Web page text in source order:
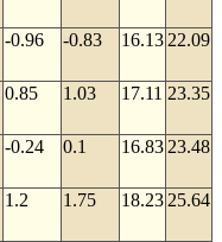
-0.96 -0.83 16.13 22.09
0.85 1.03 17.11 23.35
-0.24 0.1 16.83 23.48
1.2 1.75 18.23 25.64